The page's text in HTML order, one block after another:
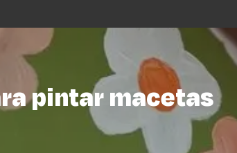
pintar macetas